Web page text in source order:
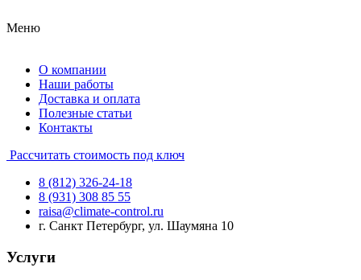
Меню
О компании
Наши работы
Доставка и оплата
Полезные статьи
Контакты
Рассчитать стоимость под ключ
8 (812) 326-24-18
8 (931) 308 85 55
raisa@climate-control.ru
г. Санкт Петербург, ул. Шаумяна 10
Услуги